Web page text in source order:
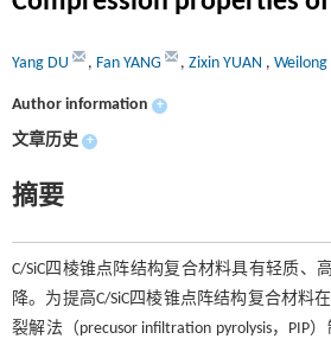
Yang DU , Fan YANG , Zixin YUAN , Weilong
Author information +
文章历史 +
摘要
C/SiC四棱锥点阵结构复合材料具有轻质
降。为提高C/SiC四棱锥点阵结构复合材料
裂解法（precusor infiltration pyrolysis，